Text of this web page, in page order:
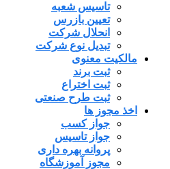
تاسیس شعبه
تعیین بازرس
انحلال شرکت
تبدیل نوع شرکت
مالکیت معنوی
ثبت برند
ثبت اختراع
ثبت طرح صنعتی
اخذ مجوز ها
جواز کسب
جواز تاسیس
پروانه بهره داری
مجوز آموزشگاه